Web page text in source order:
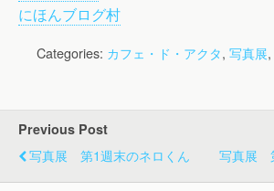
にほんブログ村
Categories: カフェ・ド・アクタ, 写真展,
Previous Post
写真展 第1週末のネロくん 写真展